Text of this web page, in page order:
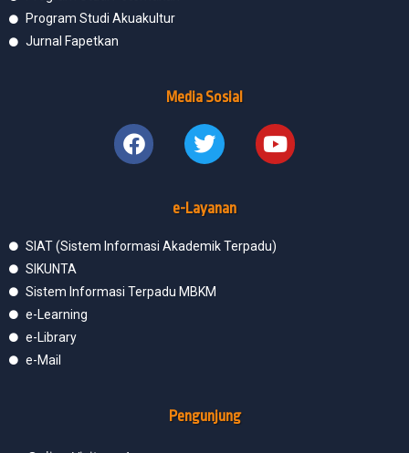
Program Studi Akuakultur
Jurnal Fapetkan
Media Sosial
e-Layanan
SIAT (Sistem Informasi Akademik Terpadu)
SIKUNTA
Sistem Informasi Terpadu MBKM
e-Learning
e-Library
e-Mail
Pengunjung